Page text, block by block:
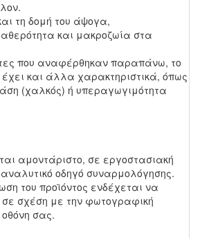
τη δομή του άψογα,
και μακροζωία στα
που αναφέρθηκαν παραπάνω, το
και άλλα χαρακτηριστικά, όπως
(χαλκός) ή υπεραγωγιμότητα
αμοντάριστο, σε εργοστασιακή
οδηγό συναρμολόγησης.
του προϊόντος ενδέχεται να
σχέση με την φωτογραφική
οθόνη σας.